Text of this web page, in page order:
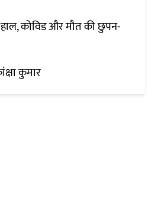
कोविड और मौत की छुपन-
कुमार